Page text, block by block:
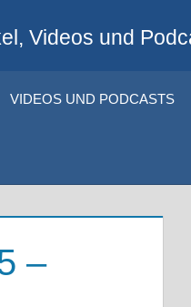
Videos und
VIDEOS UND PODCASTS
–